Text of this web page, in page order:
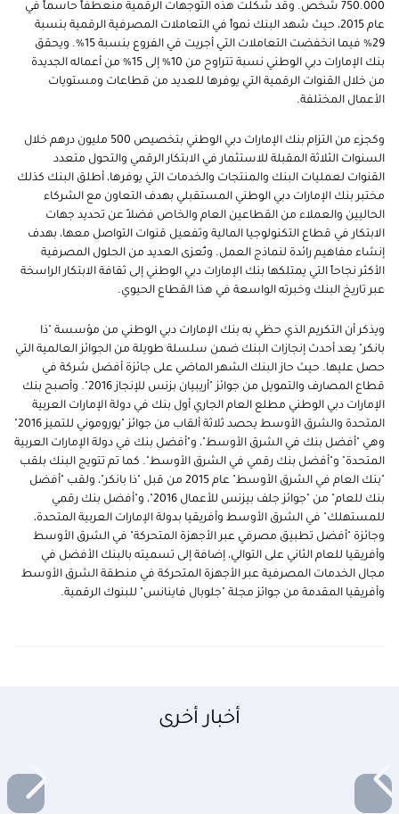
750.000 شخص. وقد شكلت هذه التوجهات الرقمية منعطفاً حاسماً في
عام 2015، حيث شهد البنك نمواً في التعاملات المصرفية الرقمية بنسبة
29% فيما انخفضت التعاملات التي أجريت في الفروع بنسبة 15%. ويحقق
بنك الإمارات دبي الوطني نسبة تتراوح من 10% إلى 15% من أعماله الجديدة
من خلال القنوات الرقمية التي يوفرها للعديد من قطاعات ومستويات
الأعمال المختلفة.
وكجزء من التزام بنك الإمارات دبي الوطني بتخصيص 500 مليون درهم خلال
السنوات الثلاثة المقبلة للاستثمار في الابتكار الرقمي والتحول متعدد
القنوات لعمليات البنك والمنتجات والخدمات التي يوفرها، أطلق البنك كذلك
مختبر بنك الإمارات دبي الوطني المستقبلي بهدف التعاون مع الشركاء
الحاليين والعملاء من القطاعين العام والخاص فضلاً عن تحديد جهات
الابتكار في قطاع التكنولوجيا المالية وتفعيل قنوات التواصل معها، بهدف
إنشاء مفاهيم رائدة لنماذج العمل. وتُعزى العديد من الحلول المصرفية
الأكثر نجاحاً التي يمتلكها بنك الإمارات دبي الوطني إلى ثقافة الابتكار الراسخة
عبر تاريخ البنك وخبرته الواسعة في هذا القطاع الحيوي.
ويذكر أن التكريم الذي حظي به بنك الإمارات دبي الوطني من مؤسسة "ذا
بانكر" يعد أحدث إنجازات البنك ضمن سلسلة طويلة من الجوائز العالمية التي
حصل عليها. حيث حاز البنك الشهر الماضي على جائزة أفضل شركة في
قطاع المصارف والتمويل من جوائز "أريبيان بزنس للإنجاز 2016". وأصبح بنك
الإمارات دبي الوطني مطلع العام الجاري أول بنك في دولة الإمارات العربية
وهي "أفضل بنك في الشرق الأوسط"، و"أفضل بنك في دولة الإمارات العربية
المتحدة" و"أفضل بنك رقمي في الشرق الأوسط". كما تم تتويج البنك بلقب
"بنك العام في الشرق الأوسط" عام 2015 من قبل "ذا بانكر"، ولقب "أفضل
بنك للعام" من "جوائز جلف بيزنس للأعمال 2016"، و"أفضل بنك رقمي
للمستهلك" في الشرق الأوسط وأفريقيا بدولة الإمارات العربية المتحدة،
وجائزة "أفضل تطبيق مصرفي عبر الأجهزة المتحركة" في الشرق الأوسط
وأفريقيا للعام الثاني على التوالي، إضافة إلى تسميته بالبنك الأفضل في
مجال الخدمات المصرفية عبر الأجهزة المتحركة في منطقة الشرق الأوسط
وأفريقيا المقدمة من جوائز مجلة "جلوبال فاينانس" للبنوك الرقمية.
أخبار أخرى